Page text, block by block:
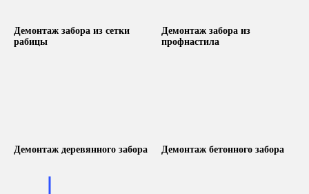
Демонтаж забора из сетки
рабицы
Демонтаж забора из
профнастила
Демонтаж деревянного забора Демонтаж бетонного забора